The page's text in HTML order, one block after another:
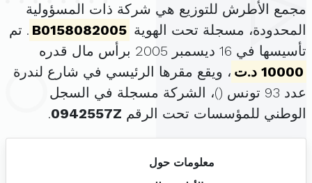
مجمع الأطرش للتوزيع هي شركة ذات المسؤولية
المحدودة، مسجلة تحت الهوية B0158082005 . تم
تأسيسها في 16 ديسمبر 2005 برأس مال قدره
10000 د.ت
، ويقع مقرها الرئيسي في شارع لندرة
عدد 93 تونس (
)، الشركة مسجلة في السجل
الوطني للمؤسسات تحت الرقم 0942557Z
.
معلومات حول